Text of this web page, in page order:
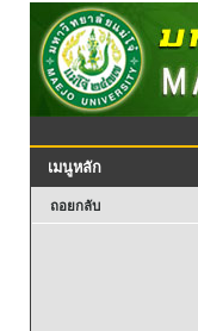
เมนูหลัก
ถอยกลับ